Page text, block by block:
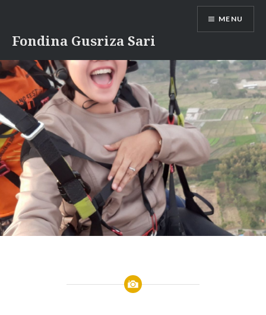
content
Fondina Gusriza Sari
MENU